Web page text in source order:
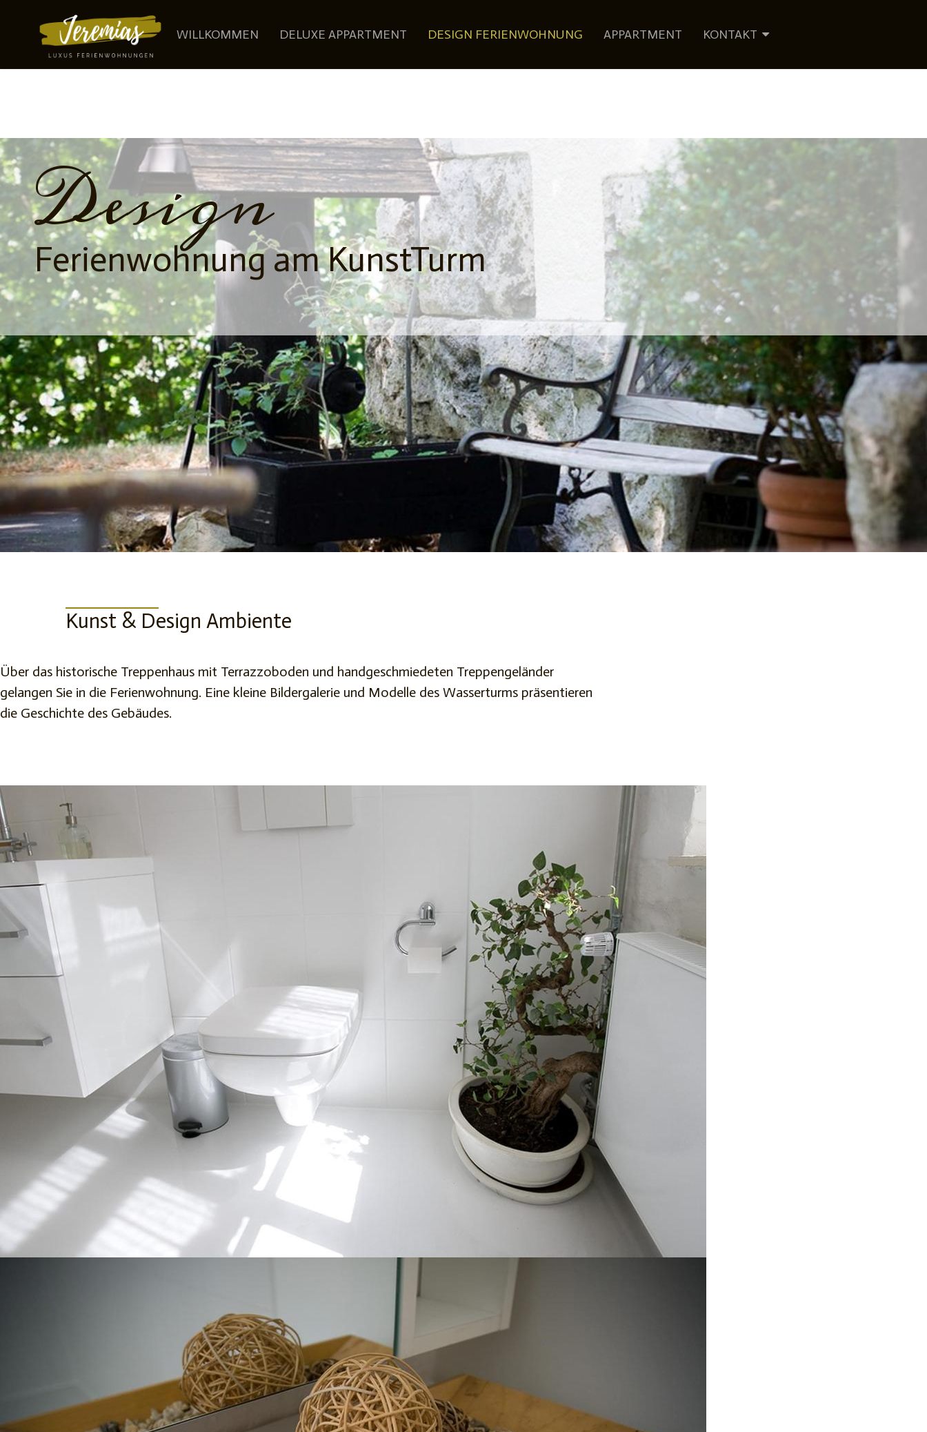
WILLKOMMEN DELUXE APPARTMENT DESIGN FERIENWOHNUNG APPARTMENT KONTAKT
Design
Ferienwohnung am KunstTurm
Kunst & Design Ambiente
Über das historische Treppenhaus mit Terrazzoboden und handgeschmiedeten Treppengeländer
gelangen Sie in die Ferienwohnung. Eine kleine Bildergalerie und Modelle des Wasserturms präsentieren
die Geschichte des Gebäudes.